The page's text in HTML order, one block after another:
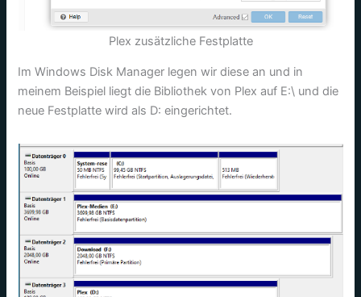
Plex zusätzliche Festplatte
Im Windows Disk Manager legen wir diese an und in
meinem Beispiel liegt die Bibliothek von Plex auf E:\ und die
neue Festplatte wird als D: eingerichtet.